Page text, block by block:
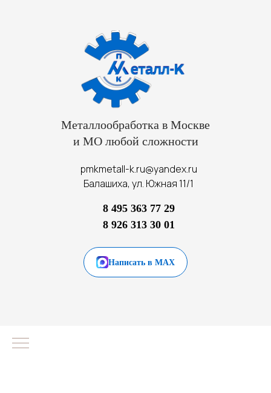
Металлообработка в Москве
и МО любой сложности
pmkmetall-k.ru@yandex.ru
Балашиха, ул. Южная 11/1
8 495 363 77 29
8 926 313 30 01
Написать в MAX